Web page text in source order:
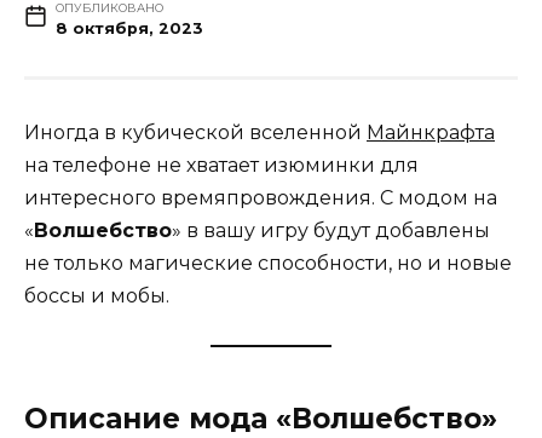
ОПУБЛИКОВАНО
8 октября, 2023
Иногда в кубической вселенной Майнкрафта
на телефоне не хватает изюминки для
интересного времяпровождения. С модом на
«Волшебство» в вашу игру будут добавлены
не только магические способности, но и новые
боссы и мобы.
Описание мода «Волшебство»